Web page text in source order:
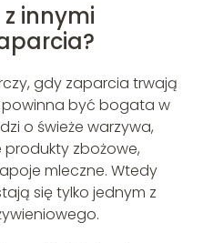
z innymi
gdy zaparcia trwają
powinna być bogata w
o świeże warzywa,
produkty zbożowe,
mleczne. Wtedy
się tylko jednym z